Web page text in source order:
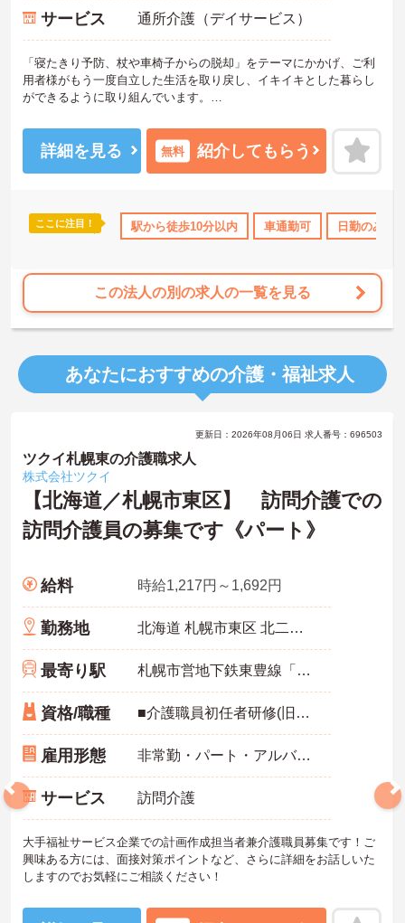
日勤のみ ブランクOK 資格取得サポート 研修制度あり
サービス 通所介護（デイサービス）
「寝たきり予防、杖や車椅子からの脱却」をテーマにかかげ、ご利
用者様がもう一度自立した生活を取り戻し、イキイキとした暮らし
ができるように取り組んでいます。
定感のある母体です。事業拡大傾向にあるため、頑張り次第ではキ
ャリアアップも見込めるます。複数の店舗を経営しているノウハウ
を生かした研修制度も自身の成長に繋がります。自立支援に向けて
詳細を見る 無料 紹介してもらう
ここに注目！ 駅から徒歩10分以内 車通勤可 日勤のみ
この法人の別の求人の一覧を見る
あなたにおすすめの介護・福祉求人
更新日：2026年08月06日 求人番号：696503
ツクイ札幌東の介護職求人
株式会社ツクイ
【北海道／札幌市東区】 訪問介護での
訪問介護員の募集です《パート》
給料 時給1,217円～1,692円
勤務地 北海道 札幌市東区 北二十四条東21-7-22
最寄り駅 札幌市営地下鉄東豊線「元町(札幌)駅」徒歩17分
資格/職種 ■介護職員初任者研修(旧ヘルパー2級)以上 必須 ■普通自動車運転免許(AT限定可) 必須 ■経験不問
雇用形態 非常勤・パート・アルバイト
サービス 訪問介護
大手福祉サービス企業での計画作成担当者兼介護職員募集です！ご
興味ある方には、面接対策ポイントなど、さらに詳細をお話しいた
しますのでお気軽にご相談ください！